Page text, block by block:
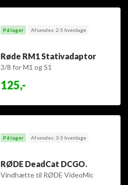
På lager Afsendes: 2-5 hverdage
Røde RM1 Stativadaptor
3/8 for M1 og S1
125,-
På lager Afsendes: 3-5 hverdage
RØDE DeadCat DCGO.
Vindhætte til RØDE VideoMic